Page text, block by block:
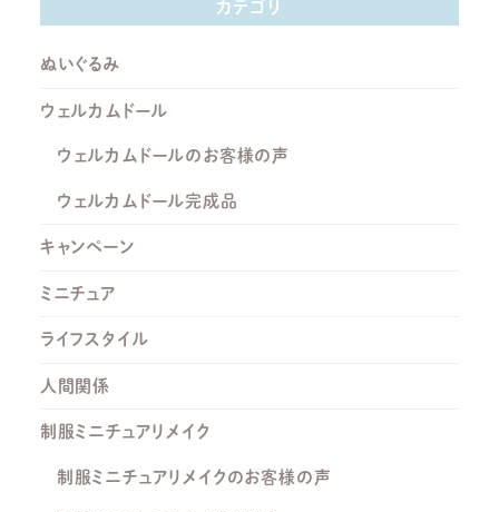
カテゴリ
ぬいぐるみ
ウェルカムドール
ウェルカムドールのお客様の声
ウェルカムドール完成品
キャンペーン
ミニチュア
ライフスタイル
人間関係
制服ミニチュアリメイク
制服ミニチュアリメイクのお客様の声